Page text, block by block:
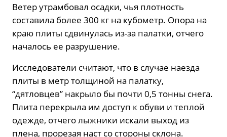
Ветер утрамбовал осадки, чья плотность
составила более 300 кг на кубометр. Опора на
краю плиты сдвинулась из-за палатки, отчего
началось ее разрушение.
Исследователи считают, что в случае наезда
плиты в метр толщиной на палатку,
“дятловцев” накрыло бы почти 0,5 тонны снега.
Плита перекрыла им доступ к обуви и теплой
одежде, отчего лыжники искали выход из
плена, прорезая наст со стороны склона.